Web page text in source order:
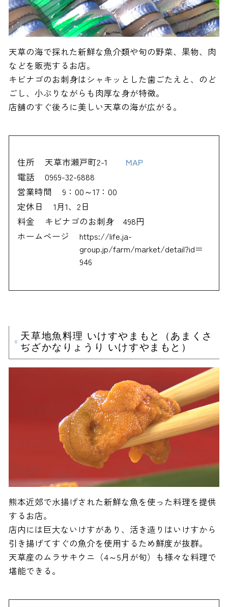
天草の海で採れた新鮮な魚介類や旬の野菜、果物、肉
などを販売するお店。
キビナゴのお刺身はシャキッとした歯ごたえと、のど
ごし、小ぶりながらも肉厚な身が特徴。
店舗のすぐ後ろに美しい天草の海が広がる。
住所 天草市瀬戸町2-1
MAP
電話
0969-32-6888
営業時間
9：00～17：00
定休日
1月1、2日
料金
キビナゴのお刺身 498円
ホームページ
https://life.ja-
group.jp/farm/market/detail?id＝
946
天草地魚料理 いけすやまもと（あまくさ
ぢざかなりょうり いけすやまもと）
熊本近郊で水揚げされた新鮮な魚を使った料理を提供
するお店。
店内には巨大ないけすがあり、活き造りはいけすから
引き揚げてすぐの魚介を使用するため鮮度が抜群。
天草産のムラサキウニ（4～5月が旬）も様々な料理で
堪能できる。